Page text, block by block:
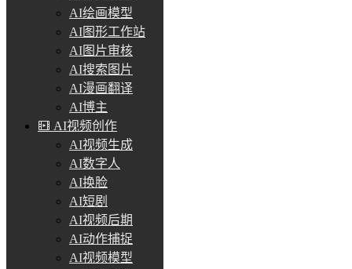
AI绘画模型
AI图形工作站
AI图片审核
AI搜索图片
AI漫画翻译
AI博主
AI视频创作
AI视频生成
AI数字人
AI换脸
AI短剧
AI视频后期
AI动作捕捉
AI视频模型